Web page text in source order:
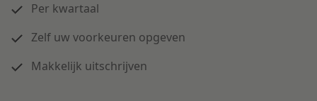
Per kwartaal
Zelf uw voorkeuren opgeven
Makkelijk uitschrijven